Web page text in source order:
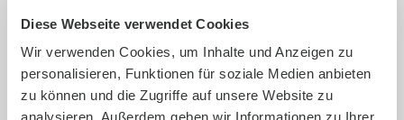
Diese Webseite verwendet Cookies
Wir verwenden Cookies, um Inhalte und Anzeigen zu
personalisieren, Funktionen für soziale Medien anbieten
zu können und die Zugriffe auf unsere Website zu
Bestandsaufnahme inkl.
Orientierungsworkshop
s und Wissenstransfer